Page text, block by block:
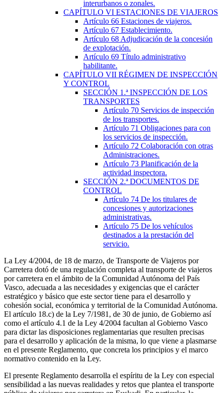
interurbanos o zonales.
CAPÍTULO VI ESTACIONES DE VIAJEROS
Artículo 66 Estaciones de viajeros.
Artículo 67 Establecimiento.
Artículo 68 Adjudicación de la concesión
de explotación.
Artículo 69 Título administrativo
habilitante.
CAPÍTULO VII RÉGIMEN DE INSPECCIÓN
Y CONTROL
SECCIÓN 1.ªINSPECCIÓN DE LOS
TRANSPORTES
Artículo 70 Servicios de inspección
de los transportes.
Artículo 71 Obligaciones para con
los servicios de inspección.
Artículo 72 Colaboración con otras
Administraciones.
Artículo 73 Planificación de la
actividad inspectora.
SECCIÓN 2.ªDOCUMENTOS DE
CONTROL
Artículo 74 De los titulares de
concesiones y autorizaciones
administrativas.
Artículo 75 De los vehículos
destinados a la prestación del
servicio.
La Ley 4/2004, de 18 de marzo, de Transporte de Viajeros por
Carretera dotó de una regulación completa al transporte de viajeros
por carretera en el ámbito de la Comunidad Autónoma del País
Vasco, adecuada a las necesidades y exigencias que el carácter
estratégico y básico que este sector tiene para el desarrollo y
cohesión social, económica y territorial de la Comunidad Autónoma.
El artículo 18.c) de la Ley 7/1981, de 30 de junio, de Gobierno así
como el artículo 4.1 de la Ley 4/2004 facultan al Gobierno Vasco
para dictar las disposiciones reglamentarias que resulten precisas
para el desarrollo y aplicación de la misma, lo que viene a plasmarse
en el presente Reglamento, que concreta los principios y el marco
normativo contenido en la Ley.
El presente Reglamento desarrolla el espíritu de la Ley con especial
sensibilidad a las nuevas realidades y retos que plantea el transporte